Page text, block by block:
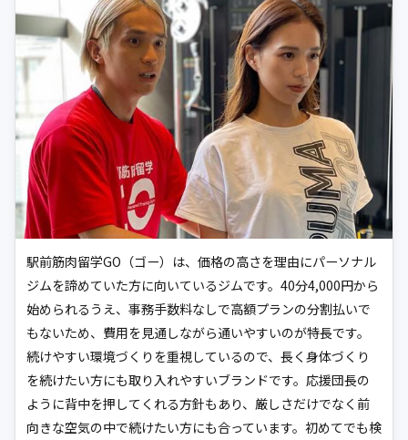
駅前筋肉留学GO（ゴー）は、価格の高さを理由にパーソナル
ジムを諦めていた方に向いているジムです。40分4,000円から
始められるうえ、事務手数料なしで高額プランの分割払いで
もないため、費用を見通しながら通いやすいのが特長です。
続けやすい環境づくりを重視しているので、長く身体づくり
を続けたい方にも取り入れやすいブランドです。応援団長の
ように背中を押してくれる方針もあり、厳しさだけでなく前
向きな空気の中で続けたい方にも合っています。初めてでも検